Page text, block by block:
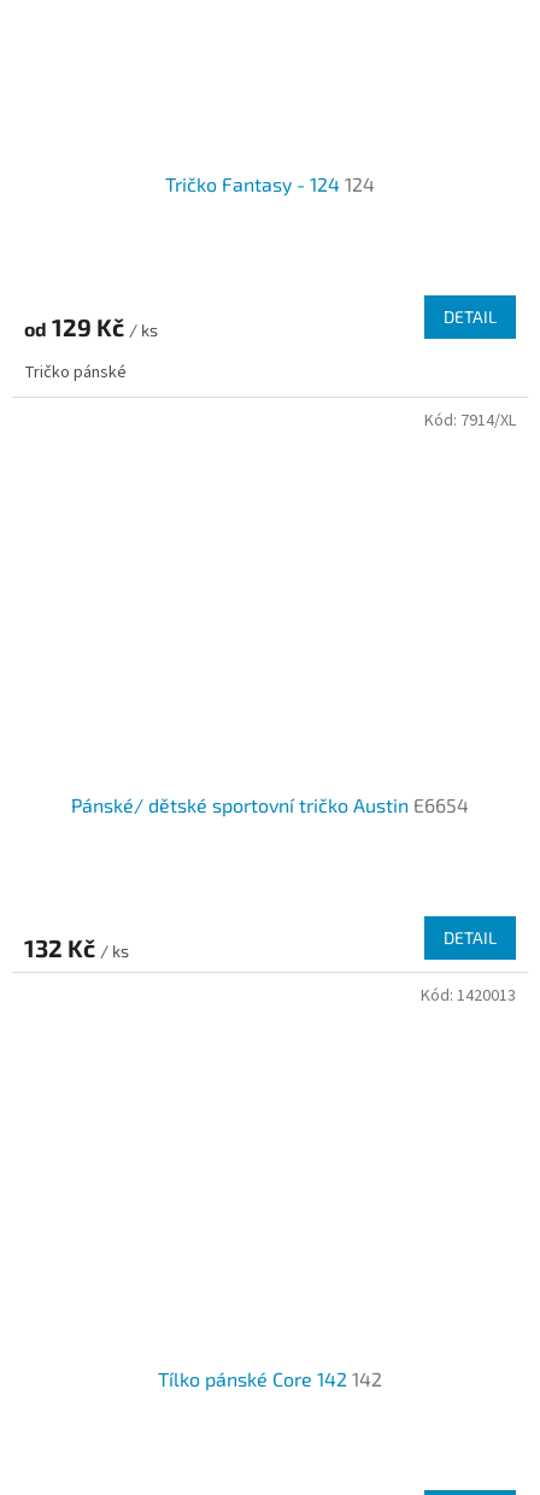
Tričko Fantasy - 124 124
od 129 Kč / ks
DETAIL
Tričko pánské
Pánské/ dětské sportovní tričko Austin E6654
132 Kč / ks
DETAIL
Kód: 7914/XL
Tílko pánské Core 142 142
Kód: 1420013